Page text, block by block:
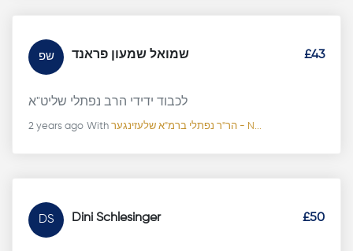
שפ שמואל שמעון פראנד £43
לכבוד ידידי הרב נפתלי שליט"א
2 years ago With הר"ר נפתלי ברמ"א שלעזינגער - N...
DS Dini Schlesinger £50